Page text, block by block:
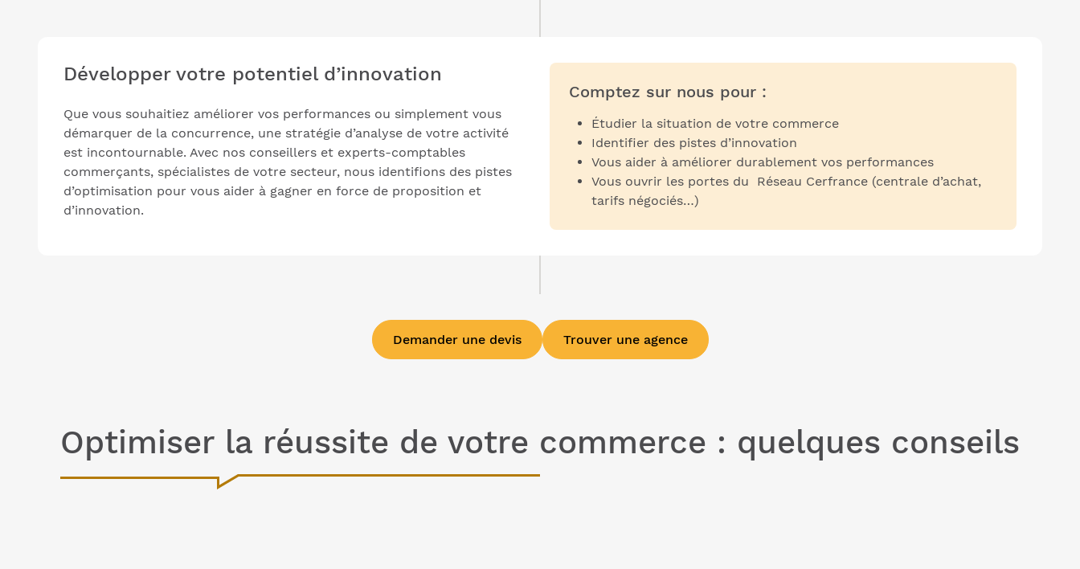
Développer votre potentiel d’innovation
Que vous souhaitiez améliorer vos performances ou simplement vous
démarquer de la concurrence, une stratégie d’analyse de votre activité
est incontournable. Avec nos conseillers et experts-comptables
commerçants, spécialistes de votre secteur, nous identifions des pistes
d’optimisation pour vous aider à gagner en force de proposition et
d’innovation.
Comptez sur nous pour :
Étudier la situation de votre commerce
Identifier des pistes d’innovation
Vous aider à améliorer durablement vos performances
Vous ouvrir les portes du Réseau Cerfrance (centrale d’achat,
tarifs négociés…)
Demander une devis Trouver une agence
Optimiser la réussite de votre commerce : quelques conseils